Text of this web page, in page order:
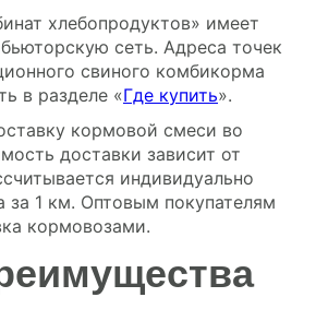
хлебопродуктов» имеет
сеть. Адреса точек
свиного комбикорма
в разделе «Где купить».
кормовой смеси во
доставки зависит от
индивидуально
за 1 км. Оптовым покупателям
кормовозами.